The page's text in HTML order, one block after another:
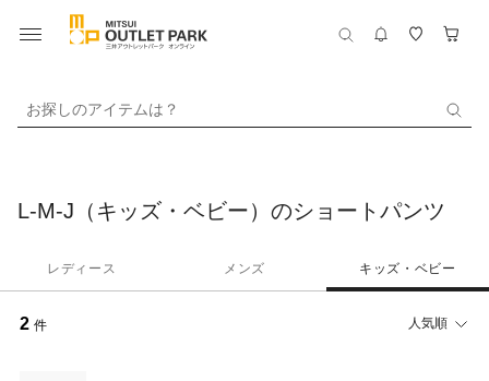
お探しのアイテムは？
L-M-J（キッズ・ベビー）のショートパンツ
レディース メンズ キッズ・ベビー
2 件 人気順